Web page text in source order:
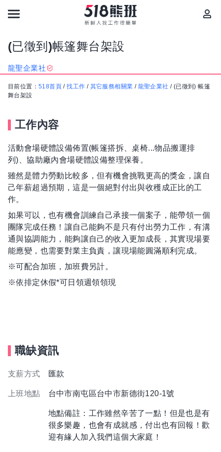
(已徵到)帳篷舞台架設
龍聖企業社
目前位置： 518首頁 /找工作 / 其它服務相關業 / 龍聖企業社 / (已徵到) 帳篷
舞台架設
工作內容
活動會場硬體設備佈置(帳篷搭拆、桌椅...物品搬運排
列)、協助廠內會場硬體設備整理保養。
雖然是體力勞動比較多，但有機會挑戰更高的獎金，讓自
己年薪超過預期，這是一個絕對付出與收穫成正比的工
作。
如果可以，也有機會訓練自己承接一個案子，能帶領一個
團隊完成任務！讓自己能夠不是只有付出勞力工作，有溝
通與協調能力，能夠讓自己的收入更加成長，其實現場要
能應變，也需要對業主負責，讓現場能圓滿順利完成。
※可配合加班，加班費另計。
※依排定休假*可日領週領領現
職缺資訊
支薪方式 匯款
上班地點 台中市南屯區台中市新德街120-1號
地點備註：工作雖然辛苦了一點！但是也是有
很多樂趣，也會有成就感，付出也有回報！歡
迎有緣人加入我們這個大家庭！